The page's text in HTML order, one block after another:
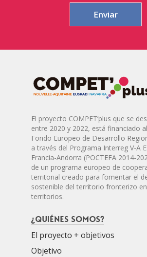
El proyecto COMPET’plus que se
entre 2020 y 2022, está financiado
Fondo Europeo de Desarrollo
a través del Programa Interreg V-A
Francia-Andorra (POCTEFA 2014-
de un programa europeo de
territorial creado para fomentar el
sostenible del territorio fronterizo
territorios.
¿Quiénes somos?
El proyecto + objetivos
Objetivo